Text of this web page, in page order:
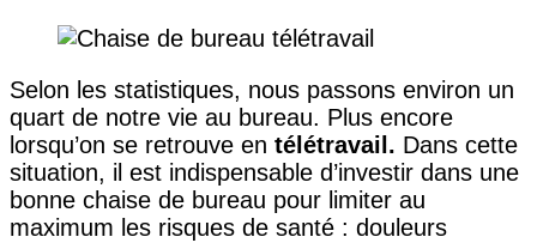
Selon les statistiques, nous passons environ un
quart de notre vie au bureau. Plus encore
lorsqu’on se retrouve en télétravail. Dans cette
situation, il est indispensable d’investir dans une
bonne chaise de bureau pour limiter au
maximum les risques de santé : douleurs